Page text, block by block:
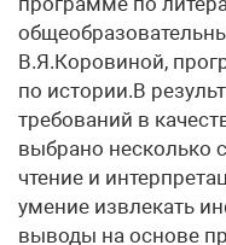
В.Я.Коровиной,
по истории.В
требований в
выбрано несколько
чтение и
умение извлекать
выводы на основе